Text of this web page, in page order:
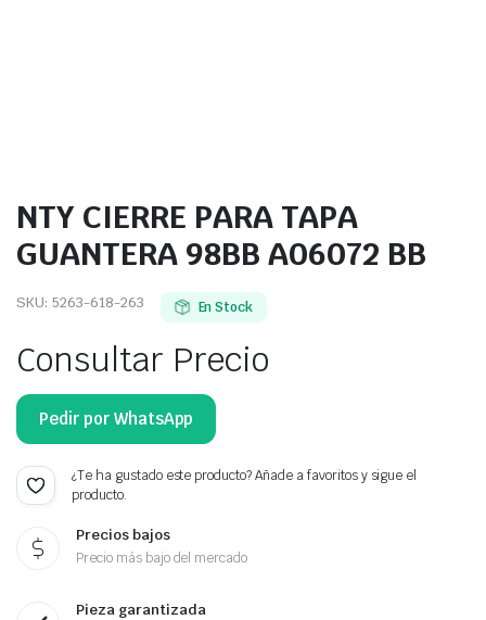
NTY CIERRE PARA TAPA
GUANTERA 98BB A06072 BB
SKU: 5263-618-263 En Stock
Consultar Precio
Pedir por WhatsApp
¿Te ha gustado este producto? Añade a favoritos y sigue el
producto.
Precios bajos
Precio más bajo del mercado
Pieza garantizada